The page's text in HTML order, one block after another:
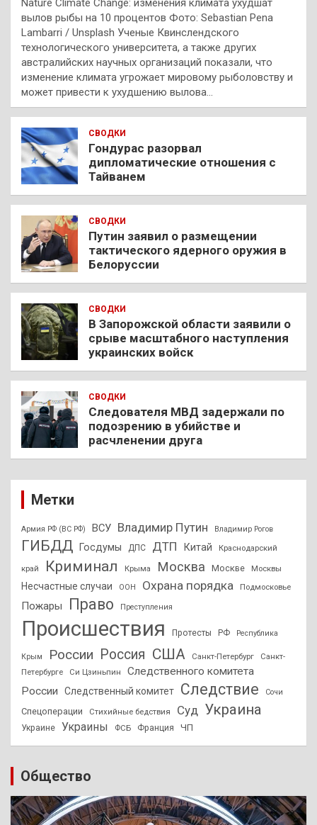
Nature Climate Change: изменения климата ухудшат
вылов рыбы на 10 процентов Фото: Sebastian Pena
Lambarri / Unsplash Ученые Квинслендского
технологического университета, а также других
австралийских научных организаций показали, что
изменение климата угрожает мировому рыболовству и
может привести к ухудшению вылова…
СВОДКИ
Гондурас разорвал
дипломатические отношения с
Тайванем
СВОДКИ
Путин заявил о размещении
тактического ядерного оружия в
Белоруссии
СВОДКИ
В Запорожской области заявили о
срыве масштабного наступления
украинских войск
СВОДКИ
Следователя МВД задержали по
подозрению в убийстве и
расчленении друга
Метки
Армия РФ (ВС РФ) ВСУ Владимир Путин Владимир Рогов
ГИБДД Госдумы ДПС ДТП Китай Краснодарский
край Криминал Крыма Москва Москве Москвы
Несчастные случаи ООН Охрана порядка Подмосковье
Пожары Право Преступления
Происшествия Протесты РФ Республика
Крым России Россия США Санкт-Петербург
Санкт-
Петербурге
Си Цзиньпин
Следственного комитета
России
Следственный комитет Следствие Сочи
Спецоперации Стихийные бедствия Суд Украина
Украине Украины ФСБ Франция ЧП
Общество